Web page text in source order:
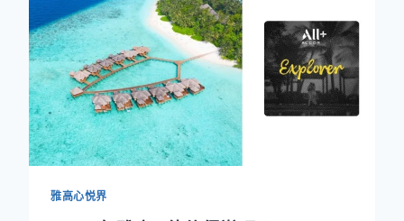
惠
2026：
享
500
元
優
惠
+
3
雅高心悦界